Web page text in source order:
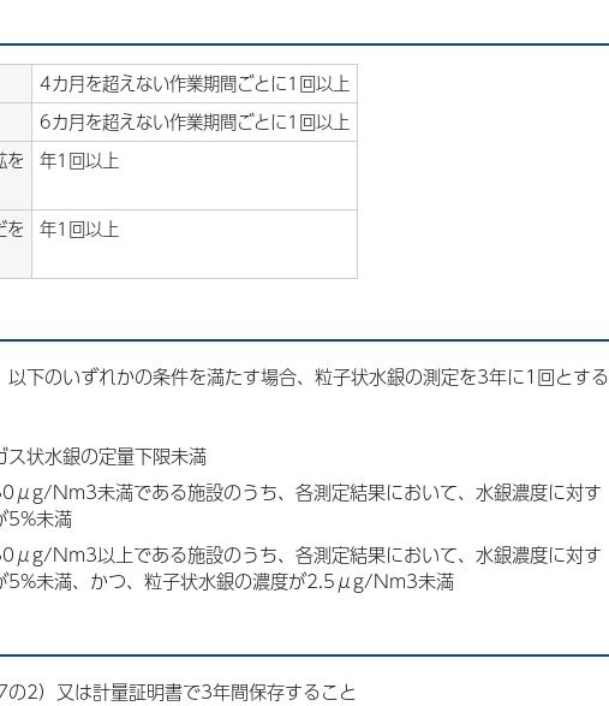
4カ月を超えない作業期間ごとに1回以上
6カ月を超えない作業期間ごとに1回以上
を 年1回以上
を 年1回以上
下のいずれかの条件を満たす場合、粒子状水銀の測定を3年に1回とする
状水銀の定量下限未満
Nm3未満である施設のうち、各測定結果において、水銀濃度に対す
5%未満
Nm3以上である施設のうち、各測定結果において、水銀濃度に対す
5%未満、かつ、粒子状水銀の濃度が2.5μg/Nm3未満
2）又は計量証明書で3年間保存すること